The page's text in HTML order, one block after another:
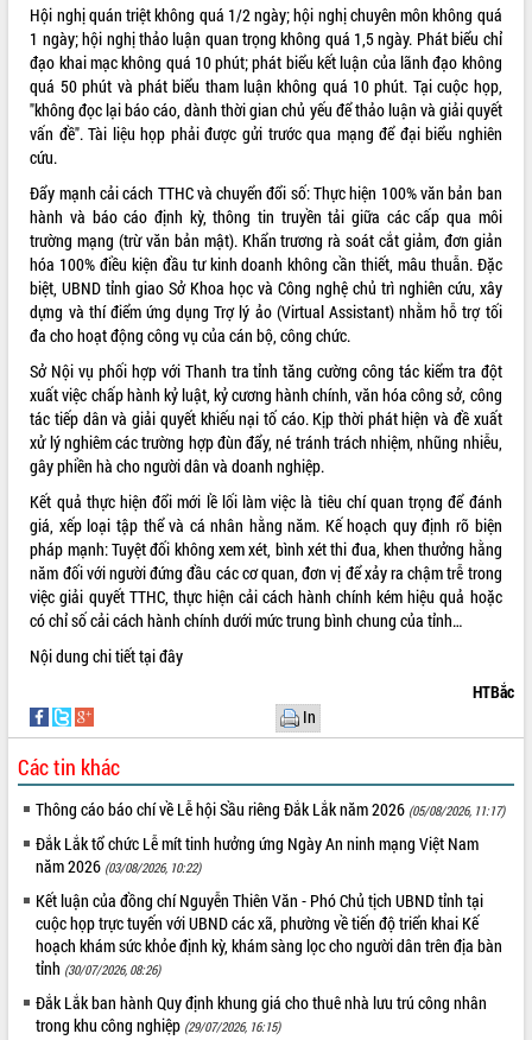
Đề án 06 tạo bước ngoặt đột phá trong
cải cách hành chính tỉnh Đắk Lắk
Kết nối tour, đẩy mạnh chuyển đổi số
để phát triển du lịch Đắk Lắk
Khởi động Dự án Đầu tư xây dựng hạ
tầng kỹ thuật Cụm công nghiệp Tân
Gặp mặt các cơ quan báo chí nhân Kỷ
niệm 101 năm Ngày Báo chí Cách
mạng Việt Nam
Đắk Lắk sơ kết 4 năm triển khai thực
hiện Đề án 06 của Chính phủ
Họp báo thông tin về Hội nghị Công bố
Lắk
Khơi thông điểm nghẽn, đẩy nhanh
giải ngân vốn khắc phục thiên tai
HĐND tỉnh thông qua điều chỉnh Quy
Hội thảo góp ý hồ sơ điều chỉnh quy
hoạch tỉnh Đắk Lắk thời kỳ 2021-2030,
tầm nhìn đến năm 2050
Nâng cao hiệu quả hoạt động của các
doanh nghiệp nhà nước
Hội nghị triển khai kết nối mạng
truyền số liệu chuyên dùng phục vụ cơ
Lễ phát động chuỗi hoạt động chung
Xã Ea Kar bước chuyển mình trong
công tác cải cách hành chính mô hình
UBND tỉnh họp báo định kỳ tháng 4
năm 2026
Hội thảo khoa học “Giải pháp thúc đẩy
phát triển nền kinh tế xanh tại tỉnh
Đắk Lắk”
Tăng cường giám sát, đôn đốc thực
hiện nhiệm vụ quản lý tài sản công
hàng tuần
Hội nghị quán triệt không quá 1/2 ngày; hội nghị chuyên môn không quá
1 ngày; hội nghị thảo luận quan trọng không quá 1,5 ngày. Phát biểu chỉ
đạo khai mạc không quá 10 phút; phát biểu kết luận của lãnh đạo không
quá 50 phút và phát biểu tham luận không quá 10 phút. Tại cuộc họp,
"không đọc lại báo cáo, dành thời gian chủ yếu để thảo luận và giải quyết
vấn đề". Tài liệu họp phải được gửi trước qua mạng để đại biểu nghiên
cứu.
Đẩy mạnh cải cách TTHC và chuyển đổi số: Thực hiện 100% văn bản ban
hành và báo cáo định kỳ, thông tin truyền tải giữa các cấp qua môi
trường mạng (trừ văn bản mật). Khẩn trương rà soát cắt giảm, đơn giản
hóa 100% điều kiện đầu tư kinh doanh không cần thiết, mâu thuẫn. Đặc
biệt, UBND tỉnh giao Sở Khoa học và Công nghệ chủ trì nghiên cứu, xây
dựng và thí điểm ứng dụng Trợ lý ảo (Virtual Assistant) nhằm hỗ trợ tối
đa cho hoạt động công vụ của cán bộ, công chức.
Sở Nội vụ phối hợp với Thanh tra tỉnh tăng cường công tác kiểm tra đột
xuất việc chấp hành kỷ luật, kỷ cương hành chính, văn hóa công sở, công
tác tiếp dân và giải quyết khiếu nại tố cáo. Kịp thời phát hiện và đề xuất
xử lý nghiêm các trường hợp đùn đẩy, né tránh trách nhiệm, nhũng nhiễu,
gây phiền hà cho người dân và doanh nghiệp.
Kết quả thực hiện đổi mới lề lối làm việc là tiêu chí quan trọng để đánh
giá, xếp loại tập thể và cá nhân hằng năm. Kế hoạch quy định rõ biện
pháp mạnh: Tuyệt đối không xem xét, bình xét thi đua, khen thưởng hằng
năm đối với người đứng đầu các cơ quan, đơn vị để xảy ra chậm trễ trong
việc giải quyết TTHC, thực hiện cải cách hành chính kém hiệu quả hoặc
có chỉ số cải cách hành chính dưới mức trung bình chung của tỉnh…
Nội dung chi tiếttại đây
HTBắc
In
Các tin khác
Thông cáo báo chí về Lễ hội Sầu riêng Đắk Lắk năm 2026 (05/08/2026, 11:17)
Đắk Lắk tổ chức Lễ mít tinh hưởng ứng Ngày An ninh mạng Việt Nam
năm 2026 (03/08/2026, 10:22)
Kết luận của đồng chí Nguyễn Thiên Văn - Phó Chủ tịch UBND tỉnh tại
cuộc họp trực tuyến với UBND các xã, phường về tiến độ triển khai Kế
hoạch khám sức khỏe định kỳ, khám sàng lọc cho người dân trên địa bàn
tỉnh (30/07/2026, 08:26)
Đắk Lắk ban hành Quy định khung giá cho thuê nhà lưu trú công nhân
trong khu công nghiệp (29/07/2026, 16:15)